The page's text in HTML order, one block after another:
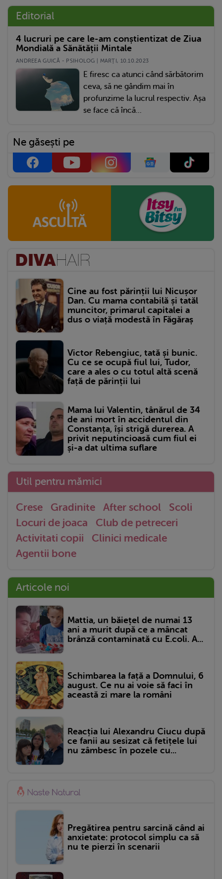
Editorial
4 lucruri pe care le-am conștientizat de Ziua
Mondială a Sănătății Mintale
ANDREEA GUICĂ - PSIHOLOG | MARŢI, 10.10.2023
E firesc ca atunci când sărbătorim
ceva, să ne gândim mai în
profunzime la lucrul respectiv. Așa
se face că încă...
Ne găsești pe
Cine au fost părinții lui Nicușor
Dan. Cu mama contabilă și tatăl
muncitor, primarul capitalei a
dus o viață modestă în Făgăraș
Victor Rebengiuc, tată și bunic.
Cu ce se ocupă fiul lui, Tudor,
care a ales o cu totul altă scenă
față de părinții lui
Mama lui Valentin, tânărul de 34
de ani mort în accidentul din
Constanța, își strigă durerea. A
privit neputincioasă cum fiul ei
și-a dat ultima suflare
Util pentru mămici
Crese Gradinite After school
Scoli
Locuri de joaca
Club de petreceri
Activitati copii
Clinici medicale
Agentii bone
Articole noi
Mattia, un băiețel de numai 13
ani a murit după ce a mâncat
brânză contaminată cu E.coli. A...
Schimbarea la față a Domnului, 6
august. Ce nu ai voie să faci în
această zi mare la români
Reacția lui Alexandru Ciucu după
ce fanii au sesizat că fetițele lui
nu zâmbesc în pozele cu...
Pregătirea pentru sarcină când ai
anxietate: protocol simplu ca să
nu te pierzi în scenarii